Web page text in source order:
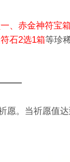
、 赤金神符宝箱
石2选1箱等珍
愿。当祈愿值